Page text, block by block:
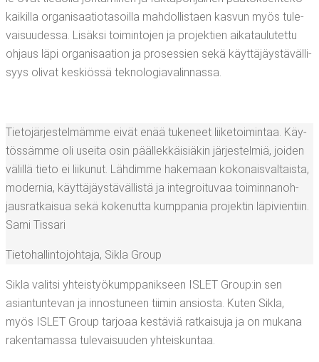
kai­kil­la orga­ni­saa­tio­ta­soil­la mah­dol­lis­taen kas­vun myös tule­
vai­suu­des­sa. Lisäk­si toi­min­to­jen ja pro­jek­tien aika­tau­lu­tet­tu
ohjaus läpi orga­ni­saa­tion ja pro­ses­sien sekä käyt­tä­jäys­tä­väl­li­
syys oli­vat kes­kiös­sä teknologiavalinnassa.
Tie­to­jär­jes­tel­mäm­me eivät enää tuke­neet lii­ke­toi­min­taa. Käy­
tös­säm­me oli usei­ta osin pääl­lek­käi­siä­kin jär­jes­tel­miä, joi­den
välil­lä tie­to ei lii­ku­nut. Läh­dim­me hake­maan koko­nais­val­tais­ta,
moder­nia, käyt­tä­jäys­tä­väl­lis­tä ja integroi­tu­vaa toi­min­na­noh­
jaus­rat­kai­sua sekä koke­nut­ta kump­pa­nia pro­jek­tin läpivientiin.
Sami Tis­sa­ri
Tie­to­hal­lin­to­joh­ta­ja, Sikla Group
Sikla valit­si yhteis­työ­kump­pa­nik­seen ISLET Group:in sen
asian­tun­te­van ja innos­tu­neen tii­min ansios­ta. Kuten Sikla,
myös ISLET Group tar­jo­aa kes­tä­viä rat­kai­su­ja ja on muka­na
raken­ta­mas­sa tule­vai­suu­den yhteiskuntaa.